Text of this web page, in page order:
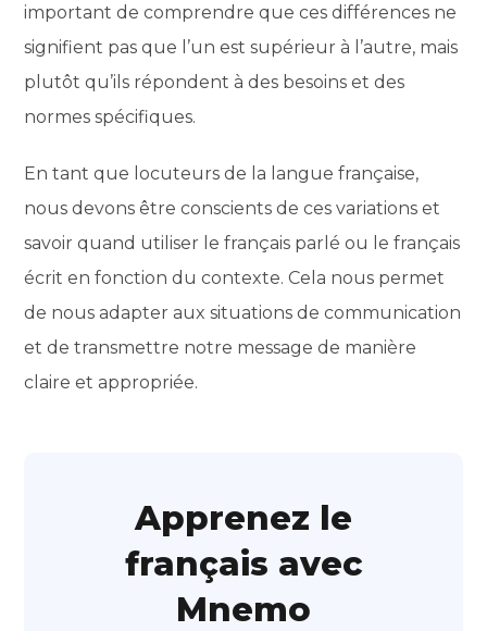
important de comprendre que ces différences ne
signifient pas que l’un est supérieur à l’autre, mais
plutôt qu’ils répondent à des besoins et des
normes spécifiques.
En tant que locuteurs de la langue française,
nous devons être conscients de ces variations et
savoir quand utiliser le français parlé ou le français
écrit en fonction du contexte. Cela nous permet
de nous adapter aux situations de communication
et de transmettre notre message de manière
claire et appropriée.
Apprenez le
français avec
Mnemo